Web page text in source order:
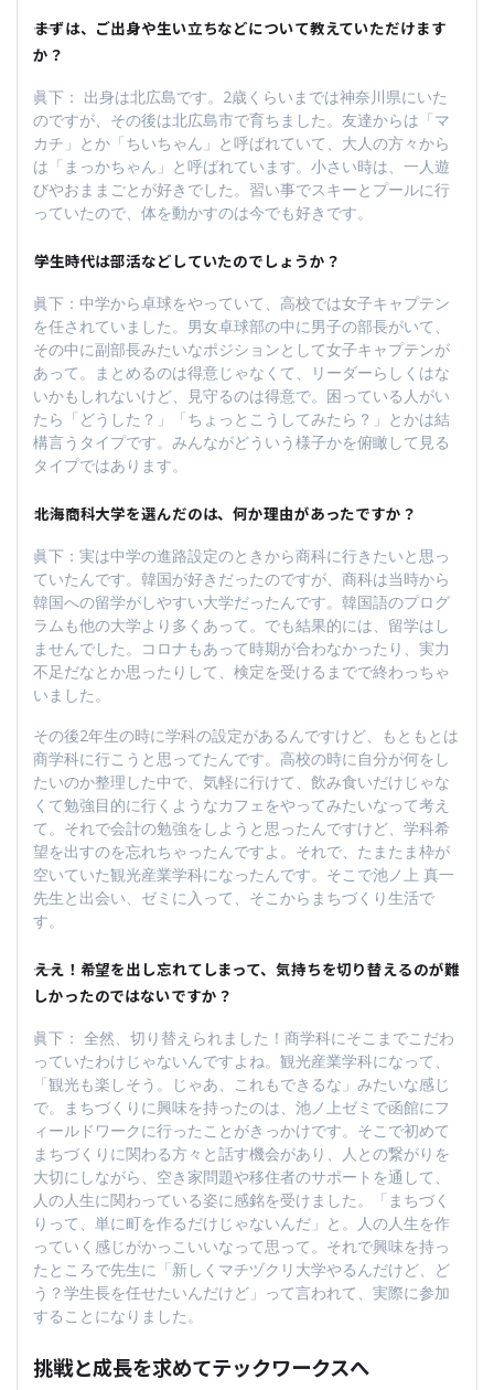
――まずは、ご出身や生い立ちなどについて教えていただけます
か？
眞下： 出身は北広島です。2歳くらいまでは神奈川県にいた
のですが、その後は北広島市で育ちました。友達からは「マ
カチ」とか「ちいちゃん」と呼ばれていて、大人の方々から
は「まっかちゃん」と呼ばれています。小さい時は、一人遊
びやおままごとが好きでした。習い事でスキーとプールに行
っていたので、体を動かすのは今でも好きです。
――学生時代は部活などしていたのでしょうか？
眞下：中学から卓球をやっていて、高校では女子キャプテン
を任されていました。男女卓球部の中に男子の部長がいて、
その中に副部長みたいなポジションとして女子キャプテンが
あって。まとめるのは得意じゃなくて、リーダーらしくはな
いかもしれないけど、見守るのは得意で。困っている人がい
たら「どうした？」「ちょっとこうしてみたら？」とかは結
構言うタイプです。みんながどういう様子かを俯瞰して見る
タイプではあります。
――北海商科大学を選んだのは、何か理由があったですか？
眞下：実は中学の進路設定のときから商科に行きたいと思っ
ていたんです。韓国が好きだったのですが、商科は当時から
韓国への留学がしやすい大学だったんです。韓国語のプログ
ラムも他の大学より多くあって。でも結果的には、留学はし
ませんでした。コロナもあって時期が合わなかったり、実力
不足だなとか思ったりして、検定を受けるまでで終わっちゃ
いました。
その後2年生の時に学科の設定があるんですけど、もともとは
商学科に行こうと思ってたんです。高校の時に自分が何をし
たいのか整理した中で、気軽に行けて、飲み食いだけじゃな
くて勉強目的に行くようなカフェをやってみたいなって考え
て。それで会計の勉強をしようと思ったんですけど、学科希
望を出すのを忘れちゃったんですよ。それで、たまたま枠が
空いていた観光産業学科になったんです。そこで池ノ上 真一
先生と出会い、ゼミに入って、そこからまちづくり生活で
す。
――ええ！希望を出し忘れてしまって、気持ちを切り替えるのが難
しかったのではないですか？
眞下： 全然、切り替えられました！商学科にそこまでこだわ
っていたわけじゃないんですよね。観光産業学科になって、
「観光も楽しそう。じゃあ、これもできるな」みたいな感じ
で。まちづくりに興味を持ったのは、池ノ上ゼミで函館にフ
ィールドワークに行ったことがきっかけです。そこで初めて
まちづくりに関わる方々と話す機会があり、人との繋がりを
大切にしながら、空き家問題や移住者のサポートを通して、
人の人生に関わっている姿に感銘を受けました。「まちづく
りって、単に町を作るだけじゃないんだ」と。人の人生を作
っていく感じがかっこいいなって思って。それで興味を持っ
たところで先生に「新しくマチヅクリ大学やるんだけど、ど
う？学生長を任せたいんだけど」って言われて、実際に参加
することになりました。
挑戦と成長を求めてテックワークスへ